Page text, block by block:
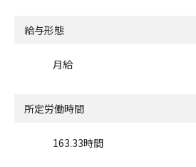
給与形態
月給
所定労働時間
163.33時間